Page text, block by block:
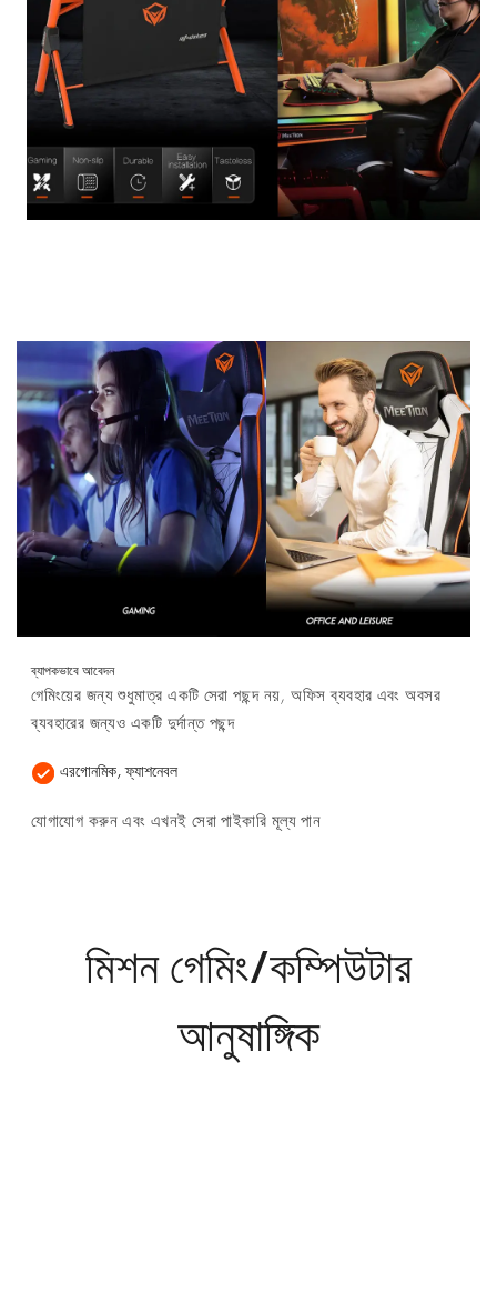
ব্যাপকভাবে আবেদন
গেমিংয়ের জন্য শুধুমাত্র একটি সেরা পছন্দ নয়, অফিস ব্যবহার এবং অবসর
ব্যবহারের জন্যও একটি দুর্দান্ত পছন্দ
এরগোনমিক, ফ্যাশনেবল
যোগাযোগ করুন এবং এখনই সেরা পাইকারি মূল্য পান
মিশন গেমিং/কম্পিউটার
আনুষাঙ্গিক